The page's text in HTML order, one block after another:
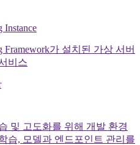
Instance
Framework가 설치된 가상 서버
비스
및 고도화를 위해 개발 환경
습, 모델과 엔드포인트 관리를